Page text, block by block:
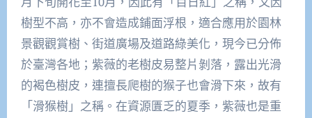
樹型不高，亦不會造成鋪面浮根，適合應用於園林
景觀觀賞樹、街道廣場及道路綠美化，現今已分佈
於臺灣各地；紫薇的老樹皮易整片剝落，露出光滑
的褐色樹皮，連擅長爬樹的猴子也會滑下來，故有
「滑猴樹」之稱。在資源匱乏的夏季，紫薇也是重